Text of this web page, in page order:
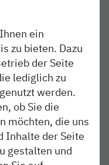
die vier letzten
und Neumünster
Strecke aus.
Uhr und 4 Uhr des
Neumünster
und alle
ein
zu bieten. Dazu
der Seite
lediglich zu
werden.
ob Sie die
möchten, die uns
Inhalte der Seite
gestalten und